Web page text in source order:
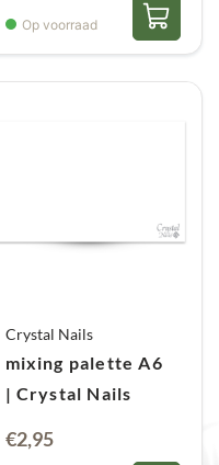
Op voorraad
Crystal Nails
mixing palette A6
| Crystal Nails
€2,95